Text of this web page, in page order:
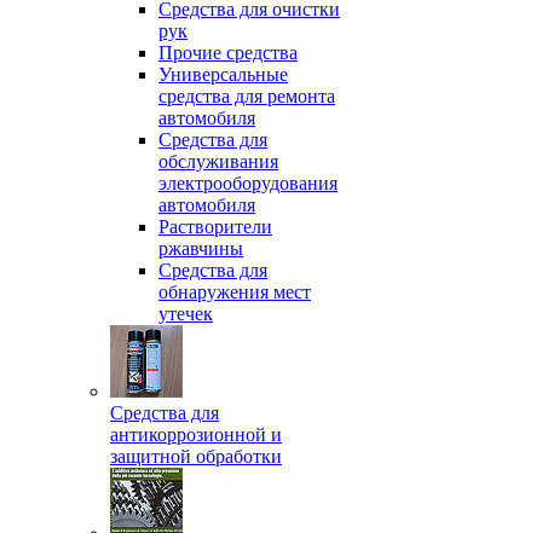
Средства для очистки
рук
Прочие средства
Универсальные
средства для ремонта
автомобиля
Средства для
обслуживания
электрооборудования
автомобиля
Растворители
ржавчины
Средства для
обнаружения мест
утечек
Средства для
антикоррозионной и
защитной обработки